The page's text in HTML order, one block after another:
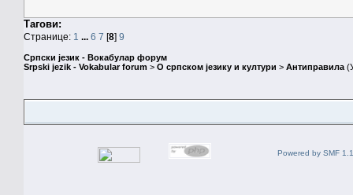
Тагови:
Странице: 1 ... 6 7 [8] 9
Српски језик - Вокабулар форум
Srpski jezik - Vokabular forum > О српском језику и култури > Антиправила
Powered by SMF